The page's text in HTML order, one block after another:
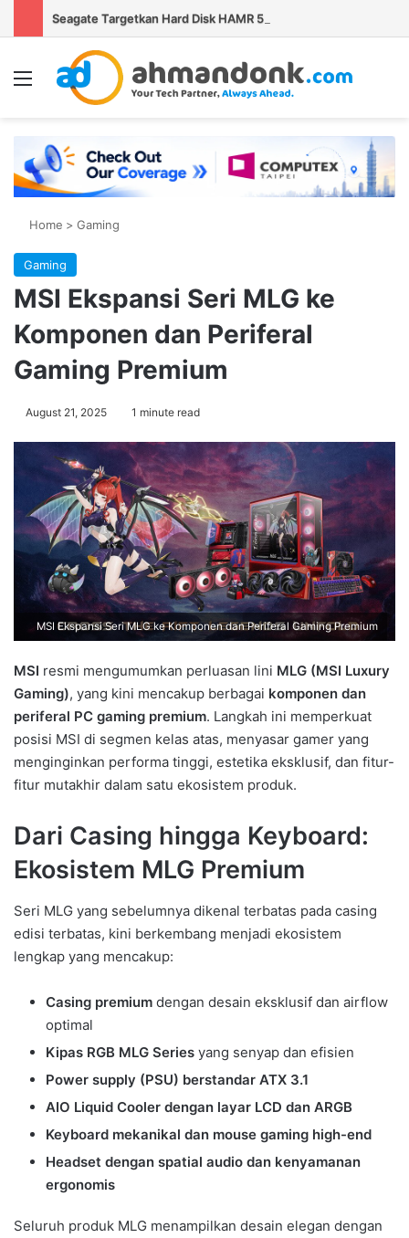
Menu
Home > Gaming
Gaming
MSI Ekspansi Seri MLG ke
Komponen dan Periferal
Gaming Premium
August 21, 2025 1 minute read
MSI Ekspansi Seri MLG ke Komponen dan Periferal Gaming Premium
MSI resmi mengumumkan perluasan lini MLG (MSI Luxury
Gaming), yang kini mencakup berbagai komponen dan
periferal PC gaming premium. Langkah ini memperkuat
posisi MSI di segmen kelas atas, menyasar gamer yang
menginginkan performa tinggi, estetika eksklusif, dan fitur-
fitur mutakhir dalam satu ekosistem produk.
Dari Casing hingga Keyboard:
Ekosistem MLG Premium
Seri MLG yang sebelumnya dikenal terbatas pada casing
edisi terbatas, kini berkembang menjadi ekosistem
lengkap yang mencakup:
Casing premium dengan desain eksklusif dan airflow
optimal
Kipas RGB MLG Series yang senyap dan efisien
Power supply (PSU) berstandar ATX 3.1
AIO Liquid Cooler dengan layar LCD dan ARGB
Keyboard mekanikal dan mouse gaming high-end
Headset dengan spatial audio dan kenyamanan
ergonomis
Seluruh produk MLG menampilkan desain elegan dengan